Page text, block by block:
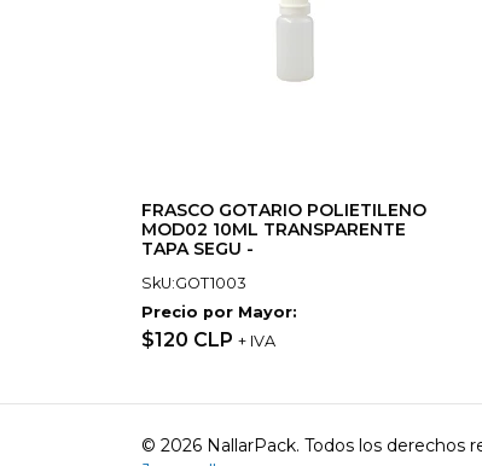
FRASCO GOTARIO POLIETILENO
MOD02 10ML TRANSPARENTE
TAPA SEGU -
SkU:GOT1003
Precio por Mayor:
$120 CLP + IVA
© 2026 NallarPack. Todos los derechos